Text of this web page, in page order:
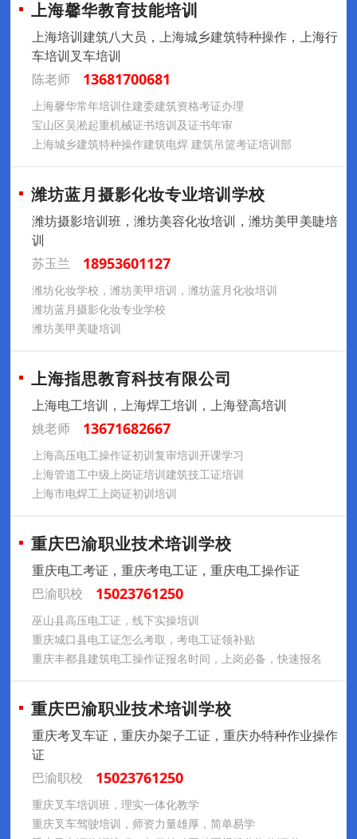
上海馨华教育技能培训
上海培训建筑八大员，上海城乡建筑特种操作，上海行
车培训叉车培训
陈老师
13681700681
上海馨华常年培训住建委建筑资格考证办理
宝山区吴淞起重机械证书培训及证书年审
上海城乡建筑特种操作建筑电焊 建筑吊篮考证培训部
潍坊蓝月摄影化妆专业培训学校
潍坊摄影培训班，潍坊美容化妆培训，潍坊美甲美睫培
训
苏玉兰
18953601127
潍坊化妆学校，潍坊美甲培训，潍坊蓝月化妆培训
潍坊蓝月摄影化妆专业学校
潍坊美甲美睫培训
上海指思教育科技有限公司
上海电工培训，上海焊工培训，上海登高培训
姚老师
13671682667
上海高压电工操作证初训复审培训开课学习
上海管道工中级上岗证培训建筑技工证培训
上海市电焊工上岗证初训培训
重庆巴渝职业技术培训学校
重庆电工考证，重庆考电工证，重庆电工操作证
巴渝职校
15023761250
巫山县高压电工证，线下实操培训
重庆城口县电工证怎么考取，考电工证领补贴
重庆丰都县建筑电工操作证报名时间，上岗必备，快速报名
重庆巴渝职业技术培训学校
重庆考叉车证，重庆办架子工证，重庆办特种作业操作
证
巴渝职校
15023761250
重庆叉车培训班，理实一体化教学
重庆叉车驾驶培训，师资力量雄厚，简单易学